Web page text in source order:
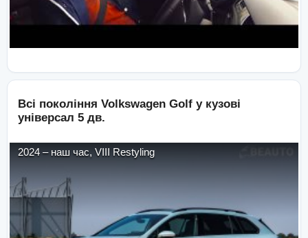
Всі покоління Volkswagen Golf у кузові
універсал 5 дв.
2024 – наш час, VIII Restyling